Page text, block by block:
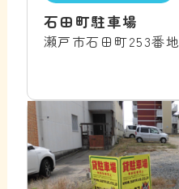
石田町駐車場
瀬戸市石田町253番地